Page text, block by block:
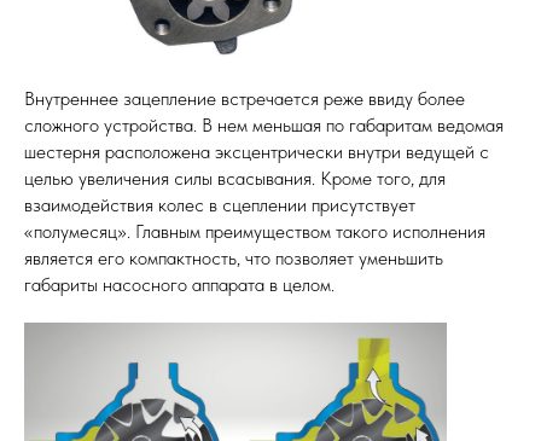
Внутреннее зацепление встречается реже ввиду более
сложного устройства. В нем меньшая по габаритам ведомая
шестерня расположена эксцентрически внутри ведущей с
целью увеличения силы всасывания. Кроме того, для
взаимодействия колес в сцеплении присутствует
«полумесяц». Главным преимуществом такого исполнения
является его компактность, что позволяет уменьшить
габариты насосного аппарата в целом.